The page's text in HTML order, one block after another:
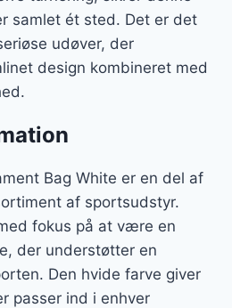
samlet ét sted. Det er det
udøver, der
design kombineret med
Bag White er en del af
af sportsudstyr.
fokus på at være en
der understøtter en
Den hvide farve giver
passer ind i enhver